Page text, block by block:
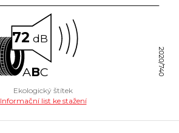
72 dB
ABC 2020/740
Ekologický štítek
Informační list ke stažení